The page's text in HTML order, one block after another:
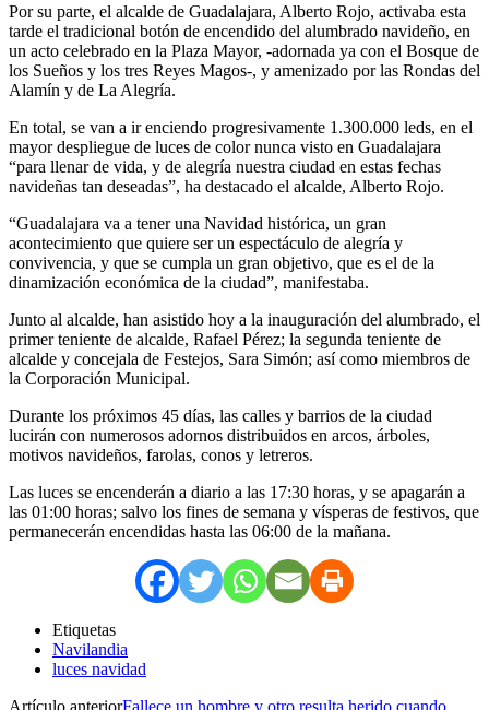
Por su parte, el alcalde de Guadalajara, Alberto Rojo, activaba esta
tarde el tradicional botón de encendido del alumbrado navideño, en
un acto celebrado en la Plaza Mayor, -adornada ya con el Bosque de
los Sueños y los tres Reyes Magos-, y amenizado por las Rondas del
Alamín y de La Alegría.
En total, se van a ir enciendo progresivamente 1.300.000 leds, en el
mayor despliegue de luces de color nunca visto en Guadalajara
“para llenar de vida, y de alegría nuestra ciudad en estas fechas
navideñas tan deseadas”, ha destacado el alcalde, Alberto Rojo.
“Guadalajara va a tener una Navidad histórica, un gran
acontecimiento que quiere ser un espectáculo de alegría y
convivencia, y que se cumpla un gran objetivo, que es el de la
dinamización económica de la ciudad”, manifestaba.
Junto al alcalde, han asistido hoy a la inauguración del alumbrado, el
primer teniente de alcalde, Rafael Pérez; la segunda teniente de
alcalde y concejala de Festejos, Sara Simón; así como miembros de
la Corporación Municipal.
Durante los próximos 45 días, las calles y barrios de la ciudad
lucirán con numerosos adornos distribuidos en arcos, árboles,
motivos navideños, farolas, conos y letreros.
Las luces se encenderán a diario a las 17:30 horas, y se apagarán a
las 01:00 horas; salvo los fines de semana y vísperas de festivos, que
permanecerán encendidas hasta las 06:00 de la mañana.
Etiquetas
Navilandia
luces navidad
Artículo anteriorFallece un hombre y otro resulta herido cuando